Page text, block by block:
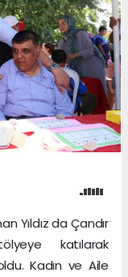
Yıldız da Çandır
katılarak
Kadın ve Aile